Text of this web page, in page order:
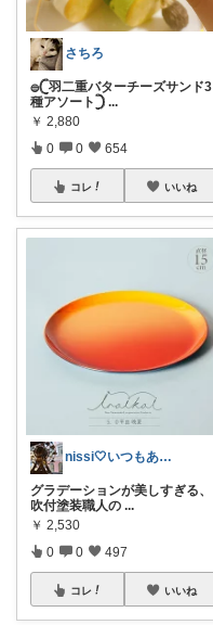
さちろ
𓐍𓊆羽二重バターチーズサンド3
種アソート𓊇 ...
￥ 2,880
0 0 654
コレ いいね
nissi🤍いつもありがとう🍀
グラデーションが美しすぎる、
吹付塗装職人の ...
￥ 2,530
0 0 497
コレ いいね